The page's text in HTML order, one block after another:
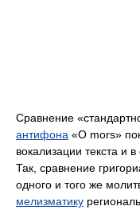
Сравнение
антифона «O mors»
вокализации текста и
Так, сравнение
одного и того же
мелизматику